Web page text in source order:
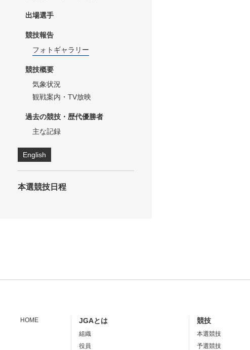
出場選手
競技報告
フォトギャラリー
競技概要
気象状況
観戦案内・TV放映
過去の競技・歴代優勝者
主な記録
English
本選競技日程
HOME JGAとは
組織
役員
競技
本選競技
予選競技